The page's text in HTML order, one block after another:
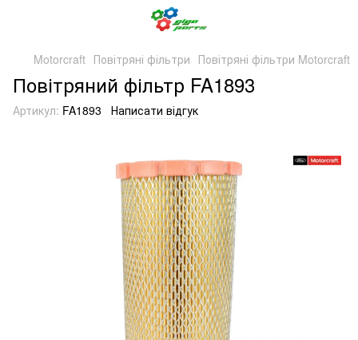
Motorcraft Повітряні фільтри Повітряні фільтри Motorcraft
Повітряний фільтр FA1893
Артикул: FA1893 Написати відгук